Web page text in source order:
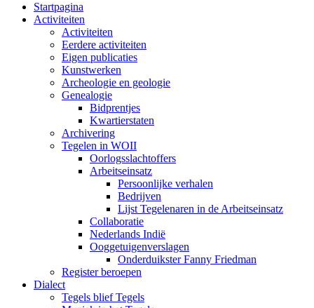
Startpagina
Activiteiten
Activiteiten
Eerdere activiteiten
Eigen publicaties
Kunstwerken
Archeologie en geologie
Genealogie
Bidprentjes
Kwartierstaten
Archivering
Tegelen in WOII
Oorlogsslachtoffers
Arbeitseinsatz
Persoonlijke verhalen
Bedrijven
Lijst Tegelenaren in de Arbeitseinsatz
Collaboratie
Nederlands Indië
Ooggetuigenverslagen
Onderduikster Fanny Friedman
Register beroepen
Dialect
Tegels blief Tegels